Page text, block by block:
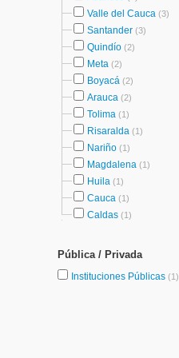
Valle del Cauca (3)
Santander (3)
Quindío (2)
Meta (2)
Boyacá (2)
Arauca (2)
Tolima (1)
Risaralda (1)
Nariño (1)
Magdalena (1)
Huila (1)
Cauca (1)
Caldas (1)
Pública / Privada
Instituciones Públicas (1)